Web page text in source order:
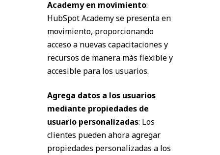
Academy en movimiento:
HubSpot Academy se presenta en
movimiento, proporcionando
acceso a nuevas capacitaciones y
recursos de manera más flexible y
accesible para los usuarios.
Agrega datos a los usuarios
mediante propiedades de
usuario personalizadas: Los
clientes pueden ahora agregar
propiedades personalizadas a los